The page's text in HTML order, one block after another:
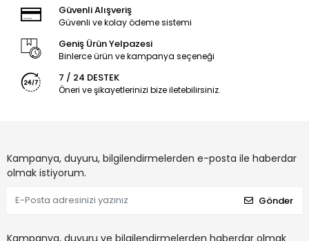
Güvenli Alışveriş
Güvenli ve kolay ödeme sistemi
Geniş Ürün Yelpazesi
Binlerce ürün ve kampanya seçeneği
7 / 24 DESTEK
Öneri ve şikayetlerinizi bize iletebilirsiniz.
Kampanya, duyuru, bilgilendirmelerden e-posta ile haberdar
olmak istiyorum.
Gönder
Kampanya, duyuru ve bilgilendirmelerden haberdar olmak